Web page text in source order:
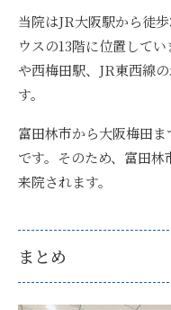
当院はJR大阪駅から徒
ウスの13階に位置してい
や西梅田駅、JR東西線
す。
富田林市から大阪梅田
です。そのため、富田
来院されます。
まとめ